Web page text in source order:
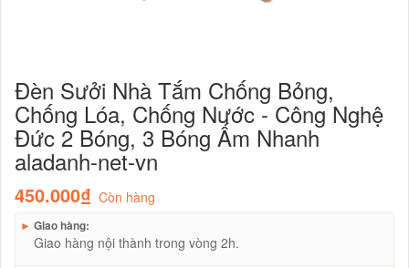
Đèn Sưởi Nhà Tắm Chống Bỏng,
Chống Lóa, Chống Nước - Công Nghệ
Đức 2 Bóng, 3 Bóng Ấm Nhanh
aladanh-net-vn
450.000₫ Còn hàng
► Giao hàng:
Giao hàng nội thành trong vòng 2h.